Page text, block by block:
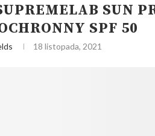
SUN
SPF 50
18 listopada, 2021